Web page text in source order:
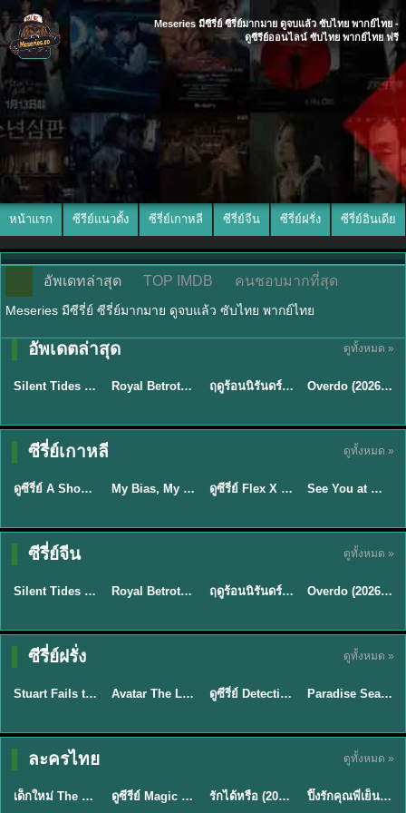
Meseries มีซีรี่ย์ ซีรี่ย์มากมาย ดูจบแล้ว ซับไทย พากย์ไทย -
ดูซีรีย์ออนไลน์ ซับไทย พากย์ไทย ฟรี
หน้าแรก ซีรีย์แนวตั้ง ซีรี่ย์เกาหลี ซีรี่ย์จีน ซีรี่ย์ฝรั่ง ซีรี่ย์อินเดีย
อัพเดทล่าสุด TOP IMDB คนชอบมากที่สุด
Meseries มีซีรี่ย์ ซีรี่ย์มากมาย ดูจบแล้ว ซับไทย พากย์ไทย
อัพเดตล่าสุด ดูทั้งหมด »
★9.5
พากย์ไทย
Silent Tides คลื่นลมลวง (2025) พากย์ไทย ซับไทย EP.1-31 ★9 Royal Betrothal (2026) สัญญาวิวาห์แห่งราชวงศ์ พากย์ไทย ซับไทย EP1-32 ★8.8 ฤดูร้อนนิรันดร์ (2026) Never-Ending Summer พากย์ไทย EP.1-29
ซับไทย
Overdo (2026) รักเกินแค้น พากย์ไทย ซับไทย EP1-33 (จบ)
ซีรี่ย์เกาหลี ดูทั้งหมด »
★8 EP.16
พากย์ไทย
TH EP. 16
ดูซีรี่ย์ A Shop for Killers 2 ร้านลับนักฆ่า ซีซัน 2 (2026) ซับไทย-พากย์ไทย My Bias, My Boss เมื่อเมนฉันเป็นประธานบริษัท (2026) พากย์ไทย ซับไทย EP.1-12 ★8 EP.16
Sub EP. 16 | TH
ดูซีรี่ย์ Flex X Cop คุณชายสายสืบ (2024) พากย์ไทย-ซับไทย EP.1-16 (จบ) ★9
ซับไทย | พากย์
Sub EP. 8 | TH
See You at Work Tomorrow! เจอกันที่ออฟฟิศพรุ่งนี้นะ พากย์ไทย
ซีรี่ย์จีน ดูทั้งหมด »
★9.5
พากย์ไทย
Silent Tides คลื่นลมลวง (2025) พากย์ไทย ซับไทย EP.1-31 ★9 Royal Betrothal (2026) สัญญาวิวาห์แห่งราชวงศ์ พากย์ไทย ซับไทย EP1-32 ★8.8 ฤดูร้อนนิรันดร์ (2026) Never-Ending Summer พากย์ไทย EP.1-29
ซับไทย
Overdo (2026) รักเกินแค้น พากย์ไทย ซับไทย EP1-33 (จบ)
ซีรี่ย์ฝรั่ง ดูทั้งหมด »
★8.8 EP.2
พากย์ไทย
TH EP. 2
Stuart Fails to Save the Universe (2026) สจ๊วตล่มแผนกู้จักรวาล พากย์ไทย EP1-10 ★7.8 EP.7Avatar The Last Airbender 2 เณรน้อยเจ้าอภินิหาร พากย์ไทย EP.9ดูซีรี่ย์ Detective Hole (2026) พากย์ไทย HD ฟรี อัปเดตล่าสุด Netflix EP.8
พากย์ไทย
Paradise Season 2 (2026) พากย์ไทย EP1-8 ดูซีรี่ย์ฝรั่ง HD ครบทุกตอน
ละครไทย ดูทั้งหมด »
★ 8 EP.6
พากย์ไทย
เด็กใหม่ The Reset 2026 EP1-6 พากย์ไทย ดูซีรี่ย์ Netflix ล่าสุด HD ดูซีรีย์ Magic Move (2026) ทำนายทายรัก Thai EP.1-10 HD รักได้หรือ (2026) YOUNG Let's Begin Again พากย์ไทย EP.1-19 ★8
พากย์ไทย
ปิ๊งรักคุณพี่เย็นชา (2026) Frozen Valentine EP.1-10 (จบ)